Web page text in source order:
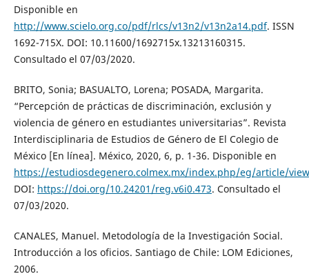
Disponible en
http://www.scielo.org.co/pdf/rlcs/v13n2/v13n2a14.pdf. ISSN
1692-715X. DOI: 10.11600/1692715x.13213160315.
Consultado el 07/03/2020.
BRITO, Sonia; BASUALTO, Lorena; POSADA, Margarita.
“Percepción de prácticas de discriminación, exclusión y
violencia de género en estudiantes universitarias”. Revista
Interdisciplinaria de Estudios de Género de El Colegio de
México [En línea]. México, 2020, 6, p. 1-36. Disponible en
https://estudiosdegenero.colmex.mx/index.php/eg/article/
DOI: https://doi.org/10.24201/reg.v6i0.473. Consultado el
07/03/2020.
CANALES, Manuel. Metodología de la Investigación Social.
Introducción a los oficios. Santiago de Chile: LOM Ediciones,
2006.